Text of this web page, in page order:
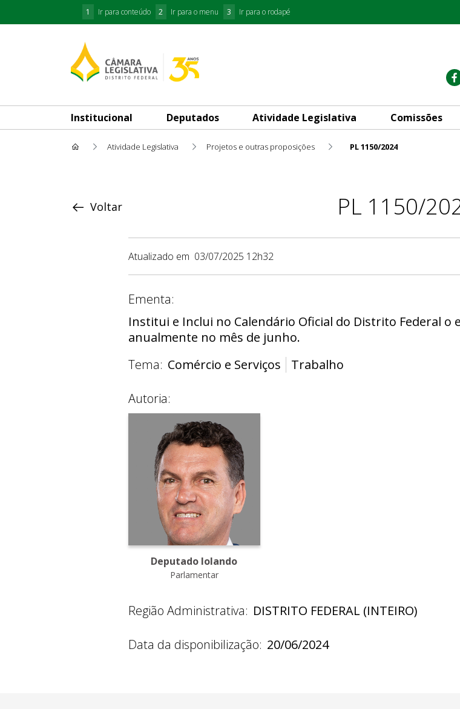
1 Ir para conteúdo 2 Ir para o menu 3 Ir para o rodapé
Institucional Deputados Atividade Legislativa Comissões
Atividade Legislativa Projetos e outras proposições PL 1150/2024
PL 1150/
Voltar
Atualizado em 03/07/2025 12h32
Ementa:
Institui e Inclui no Calendário Oficial do Distrito Federal o
anualmente no mês de junho.
Tema: Comércio e Serviços Trabalho
Autoria:
Deputado Iolando
Parlamentar
Região Administrativa: DISTRITO FEDERAL (INTEIRO)
Data da disponibilização: 20/06/2024